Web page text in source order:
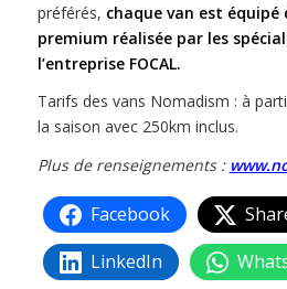
préférés, chaque van est
premium réalisée par les
l’entreprise FOCAL.
Tarifs des vans Nomadism : à
la saison avec 250km inclus.
Plus de renseignements :
Facebook
LinkedIn